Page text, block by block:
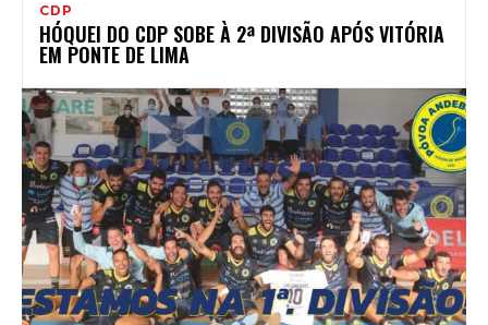
CDP
HÓQUEI DO CDP SOBE À 2ª DIVISÃO APÓS VITÓRIA
EM PONTE DE LIMA